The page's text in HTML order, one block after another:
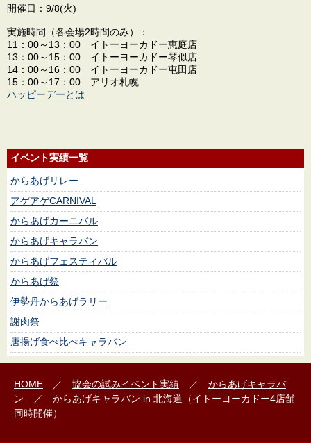
開催日：9/8(火)
実施時間（各会場2時間のみ）：
11：00～13：00 イトーヨーカドー恵庭店
13：00～15：00 イトーヨーカドー琴似店
14：00～16：00 イトーヨーカドー屯田店
15：00～17：00 アリオ札幌
ハッピーデーとは
イベント実績一覧
からあげリレー
アゲアゲCARNIVAL
からあげカーニバル
からあげキャラバン
からあげフェスティバル
からあげ祭
伊勢丹からあげラリー
謝肉祭
唐揚げ食べ比べキャラバン
HOME ／ 協会の試みイベント実績 ／ からあげキャラバ
ン ／ からあげキャラバン in 北海道（イトーヨーカドー4店舗
同時開催）